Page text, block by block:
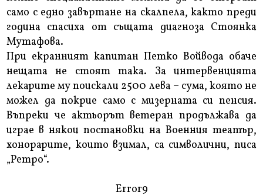
само с едно завъртане на скалпела, както преди
година спасиха от същата диагноза Стоянка
Мутафова.
При екранният капитан Петко Войвода обаче
нещата не стоят така. За интервенцията
лекарите му поискали 2500 лева – сума, която не
можел да покрие само с мизерната си пенсия.
Въпреки че актьорът ветеран продължава да
играе в някои постановки на Военния театър,
хонорарите, които взимал, са символични, писа
„Ретро“.
Error9